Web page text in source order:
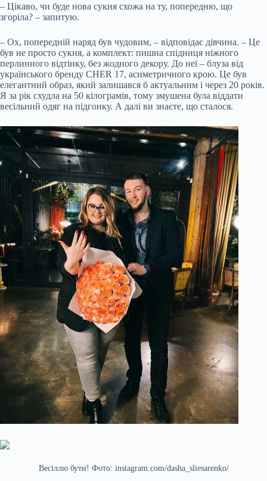
– Цікаво, чи буде нова сукня схожа на ту, попередню, що
згоріла? – запитую.
– Ох, попередній наряд був чудовим, – відповідає дівчина. – Це
був не просто сукня, а комплект: пишна спідниця ніжного
перлинного відтінку, без жодного декору. До неї – блуза від
українського бренду CHER 17, асиметричного крою. Це був
елегантний образ, який залишався б актуальним і через 20 років.
Я за рік схудла на 50 кілограмів, тому змушена була віддати
весільний одяг на підгонку. А далі ви знаєте, що сталося.
Весіллю бути! Фото: instagram.com/dasha_sliesarenko/